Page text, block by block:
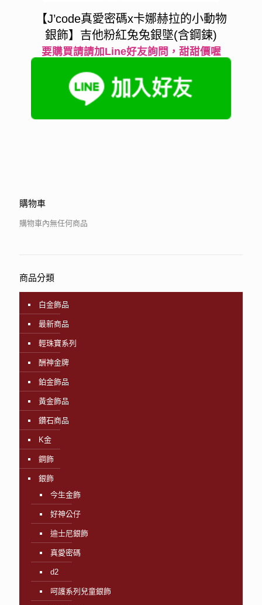
【J’code真愛密碼x卡娜赫拉的小動物
銀飾】吉他粉紅兔兔銀墜(含鋼鍊)
要購買請請加Line好友詢問，甜甜價喔
購物車
購物車內無任何商品
商品分類
白金飾品
最新商品
輕珠寶系列
酬神金牌
鉑金飾品
黃金飾品
鑽石商品
K金
鋼飾
銀飾
今生金飾
好神公仔
迪士尼銀飾
真愛密碼
d2
呵護系列兒童銀飾